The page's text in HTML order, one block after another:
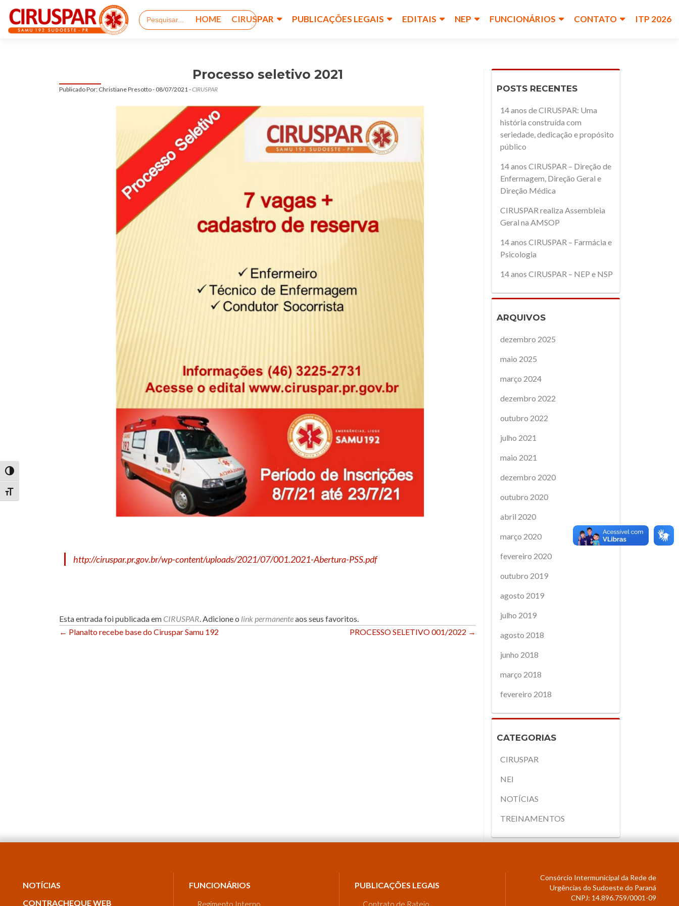
ALTERNAR ALTO CONTRASTE
ALTERNAR TAMANHO DA FONTE
para
o
HOME CIRUSPAR PUBLICAÇÕES LEGAIS EDITAIS NEP FUNCIONÁRIOS CONTATO ITP 2026
Pesquisar
Processo seletivo 2021
Publicado Por: Christiane Presotto - 08/07/2021 -CIRUSPAR
http://ciruspar.pr.gov.br/wp-content/uploads/2021/07/001.2021-Abertura-PSS.pdf
Esta entrada foi publicada em CIRUSPAR. Adicione o link permanenteaos seus favoritos.
Navegação
← Planalto recebe base do Ciruspar Samu 192 PROCESSO SELETIVO 001/2022 →
POSTS RECENTES
14 anos de CIRUSPAR: Uma
história construída com
seriedade, dedicação e propósito
público
14 anos CIRUSPAR – Direção de
Enfermagem, Direção Geral e
Direção Médica
CIRUSPAR realiza Assembleia
Geral na AMSOP
14 anos CIRUSPAR – Farmácia e
Psicologia
14 anos CIRUSPAR – NEP e NSP
ARQUIVOS
dezembro 2025
maio 2025
março 2024
dezembro 2022
outubro 2022
julho 2021
maio 2021
dezembro 2020
outubro 2020
abril 2020
março 2020
fevereiro 2020
outubro 2019
agosto 2019
julho 2019
agosto 2018
junho 2018
março 2018
fevereiro 2018
CATEGORIAS
CIRUSPAR
NEI
NOTÍCIAS
TREINAMENTOS
NOTÍCIAS
CONTRACHEQUE WEB
FUNCIONÁRIOS
Regimento Interno
PUBLICAÇÕES LEGAIS
Contrato de Rateio
Consórcio Intermunicipal da Rede de
Urgências do Sudoeste do Paraná
CNPJ: 14.896.759/0001-09